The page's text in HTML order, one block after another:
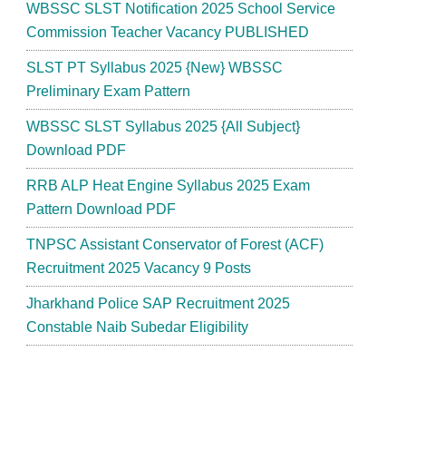
WBSSC SLST Notification 2025 School Service
Commission Teacher Vacancy PUBLISHED
SLST PT Syllabus 2025 {New} WBSSC
Preliminary Exam Pattern
WBSSC SLST Syllabus 2025 {All Subject}
Download PDF
RRB ALP Heat Engine Syllabus 2025 Exam
Pattern Download PDF
TNPSC Assistant Conservator of Forest (ACF)
Recruitment 2025 Vacancy 9 Posts
Jharkhand Police SAP Recruitment 2025
Constable Naib Subedar Eligibility